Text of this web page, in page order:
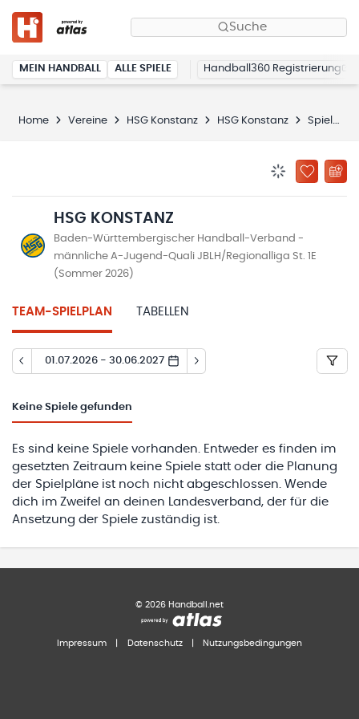
Suche
MEIN HANDBALL ALLE SPIELE Handball360 Registrierung
Home Vereine HSG Konstanz HSG Konstanz Spielplan
ZU
HSG KONSTANZ
Baden-Württembergischer Handball-Verband -
männliche A-Jugend-Quali JBLH/Regionalliga St. 1E
(Sommer 2026)
TEAM-SPIELPLAN TABELLEN
01.07.2026 - 30.06.2027
Keine Spiele gefunden
Es sind keine Spiele vorhanden. Entweder es finden im
gesetzten Zeitraum keine Spiele statt oder die Planung
der Spielpläne ist noch nicht abgeschlossen. Wende
dich im Zweifel an deinen Landesverband, der für die
Ansetzung der Spiele zuständig ist.
© 2026 Handball.net
Impressum Datenschutz Nutzungsbedingungen